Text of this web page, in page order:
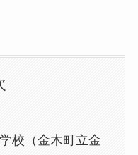
校（金木町立金